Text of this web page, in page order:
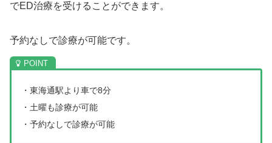
でED治療を受けることができます。
予約なしで診療が可能です。
・東海通駅より車で8分
・土曜も診療が可能
・予約なしで診療が可能